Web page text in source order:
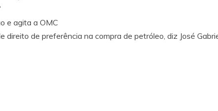
e agita a OMC
de preferência na compra de petróleo, diz José